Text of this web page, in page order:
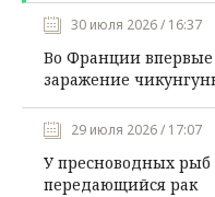
30 июля 2026 / 16:37
Во Франции впервые
заражение
29 июля 2026 / 17:07
У пресноводных
передающийся рак